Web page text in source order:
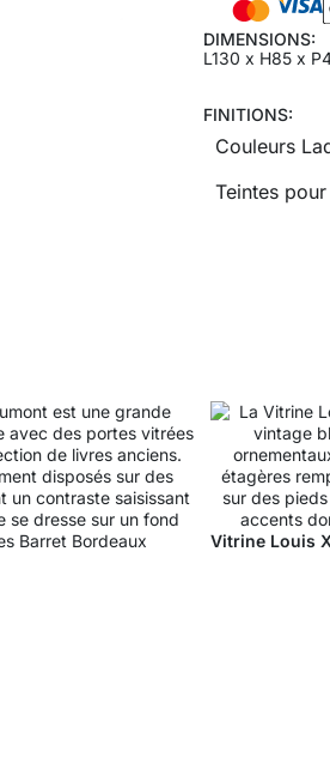
DIMENSIONS:
L130 x H85 x
FINITIONS:
Couleurs
Teintes
Vitrine Louis